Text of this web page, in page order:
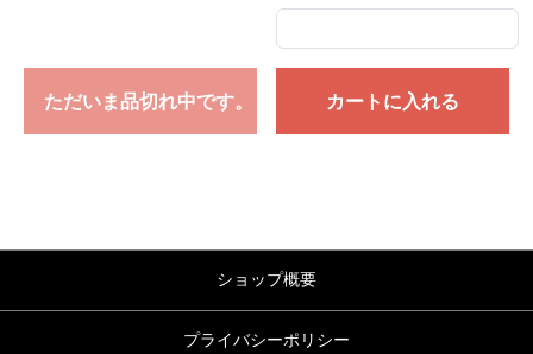
ただいま品切れ中です。 カートに入れる
ショップ概要
プライバシーポリシー